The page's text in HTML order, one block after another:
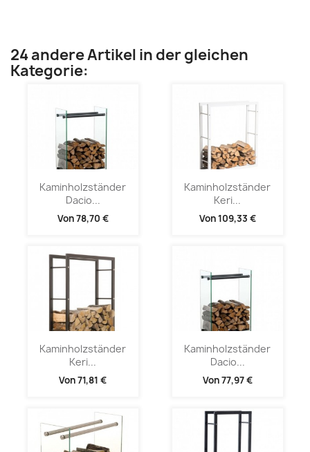
24 andere Artikel in der gleichen
Kategorie:
Kaminholzständer
Dacio...
Von78,70 €
Kaminholzständer
Keri...
Von109,33 €
Kaminholzständer
Keri...
Von71,81 €
Kaminholzständer
Dacio...
Von77,97 €